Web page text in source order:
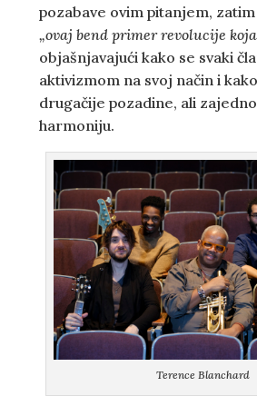
pozabave ovim pitanjem,
„ovaj bend primer revolucije koja
objašnjavajući kako se svaki
aktivizmom na svoj način i
drugačije pozadine, ali
harmoniju.
Terence Blanchard